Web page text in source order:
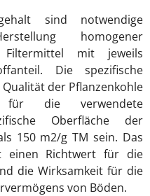
sind notwendige
homogener
Filtermittel mit jeweils
Die spezifische
der Pflanzenkohle
die verwendete
Oberfläche der
150 m2/g TM sein. Das
einen Richtwert für die
die Wirksamkeit für die
von Böden.